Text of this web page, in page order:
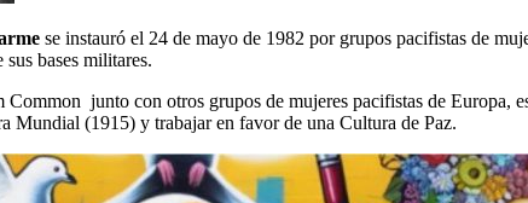
se instauró el 24 de mayo de 1982 por grupos pacifistas de
bases militares.
junto con otros grupos de mujeres pacifistas de Europa,
Mundial (1915) y trabajar en favor de una Cultura de Paz.